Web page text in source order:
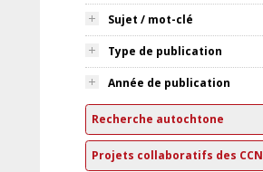
Sujet / mot-clé
Type de publication
Année de publication
Recherche autochtone
Projets collaboratifs des CCN